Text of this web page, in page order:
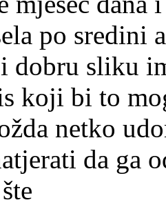
po sredini
dobru sliku
koji bi to
netko
da ga